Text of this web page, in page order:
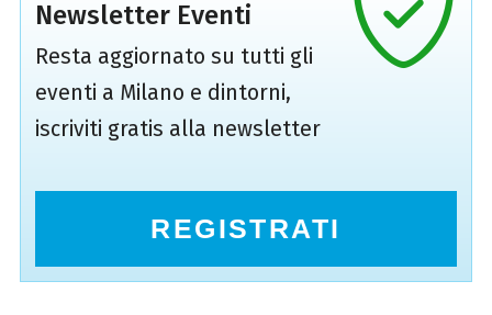
Newsletter Eventi
Resta aggiornato su tutti gli
eventi a Milano e dintorni,
iscriviti gratis alla newsletter
REGISTRATI